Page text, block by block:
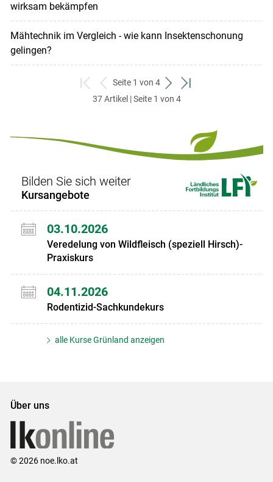
wirksam bekämpfen
Mähtechnik im Vergleich - wie kann Insektenschonung
gelingen?
zum
ersten
zurück
zum
Seite 1 von 4
weiter
zum
zum
37 Artikel | Seite 1 von 4
Bilden Sie sich weiter
Kursangebote
03.10.2026
Veredelung von Wildfleisch (speziell Hirsch)-
Praxiskurs
04.11.2026
Rodentizid-Sachkundekurs
alle Kurse Grünland anzeigen
Über uns
© 2026 noe.lko.at